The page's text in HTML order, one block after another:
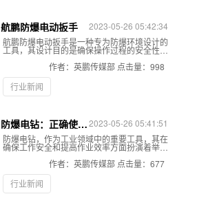
航鹏防爆电动扳手
2023-05-26 05:42:34
航鹏防爆电动扳手是一种专为防爆环境设计的
工具，其设计目的是确保操作过程的安全性和
可靠性。 走进英鹏，带你了解防爆电动扳手。
近几日，有很多客户过来咨询防爆电动扳手，
接下来带大家了解一番~
作者：英鹏传媒部 点击量：998
行业新闻
防爆电钻：正确使用
与维护，安全作业无
小事
2023-05-26 05:41:51
防爆电钻，作为工业领域中的重要工具，其在
确保工作安全和提高作业效率方面扮演着举足
轻重的角色。然而，正如任何工具一样，防爆
电钻的正确使用与规范操作同样至关重要。不
规范的使用不仅可能降低工具的使用寿命，更
可能带来安全隐患，威胁到操作人员的生命安
全。所以本文将替讲解一下使用过程的规范使
用方法及注意事项。
作者：英鹏传媒部 点击量：677
行业新闻